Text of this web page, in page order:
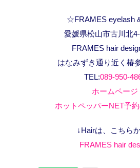
☆FRAMES eyelash
愛媛県松山市古川北
FRAMES hair
はなみずき通り近く椿
TEL:089-950-
ホームページ
ホットペッパーNET予
↓Hairは、こちら
FRAMES hair